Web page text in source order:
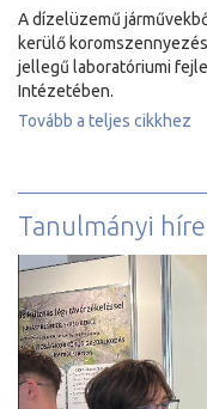
A dízelüzemű
kerülő
jellegű laboratóriumi
Intézetében.
Tovább a teljes cikkhez
Tanulmányi